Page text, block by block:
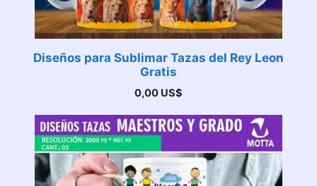
Diseños para Sublimar Tazas del Rey Leon
Gratis
0,00 US$